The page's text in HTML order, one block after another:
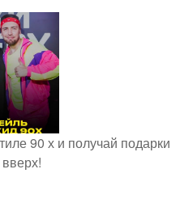
90 х и получай подарки